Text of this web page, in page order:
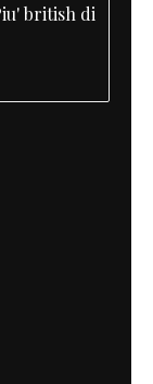
british di